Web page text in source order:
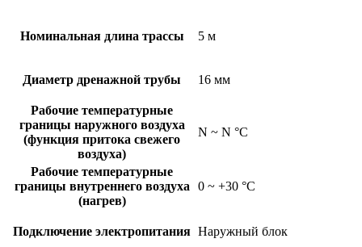
Номинальная длина трассы 5 м
Диаметр дренажной трубы 16 мм
Рабочие температурные
границы наружного воздуха
(функция притока свежего
воздуха)
N ~ N °C
Рабочие температурные
границы внутреннего воздуха
(нагрев)
0 ~ +30 °C
Подключение электропитания Наружный блок